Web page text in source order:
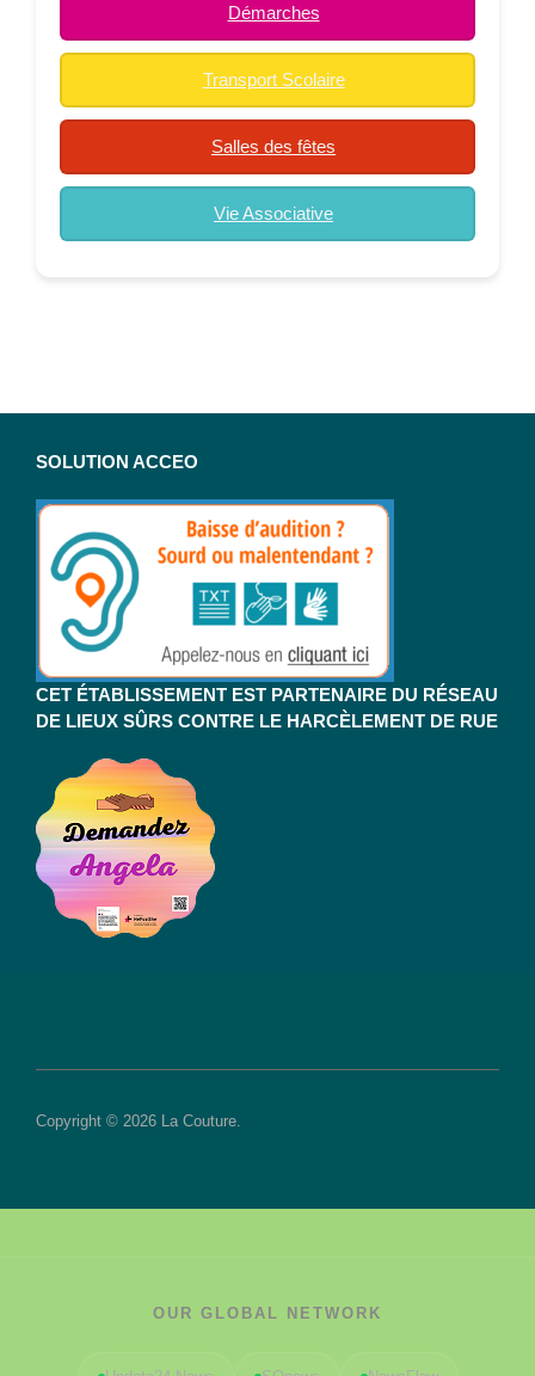
Démarches
Transport Scolaire
Salles des fêtes
Vie Associative
SOLUTION ACCEO
CET ÉTABLISSEMENT EST PARTENAIRE DU RÉSEAU
DE LIEUX SÛRS CONTRE LE HARCÈLEMENT DE RUE
Copyright © 2026 La Couture.
OUR GLOBAL NETWORK